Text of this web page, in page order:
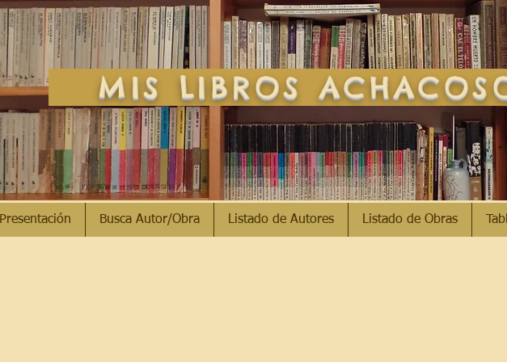
MIS LIBROS
Presentación Busca Autor/Obra Listado de Autores Listado de Obras